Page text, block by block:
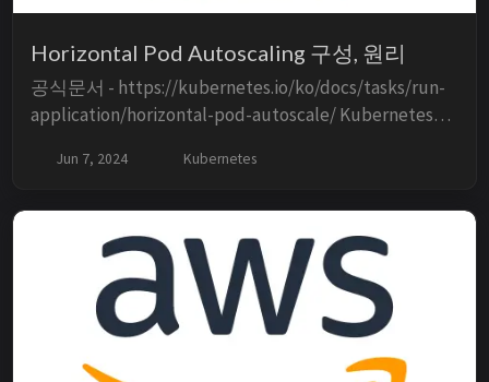
Horizontal Pod Autoscaling 구성, 원리
공식문서 - https://kubernetes.io/ko/docs/tasks/run-
application/horizontal-pod-autoscale/ Kubernetes의
행 중인 애플리케이션의 스케일링을 자동화하는 메커
Jun 7, 2024 Kubernetes